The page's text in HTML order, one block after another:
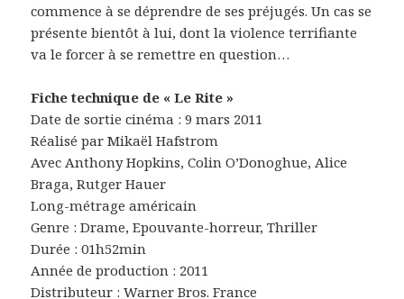
commence à se déprendre de ses préjugés. Un cas se
présente bientôt à lui, dont la violence terrifiante
va le forcer à se remettre en question…
Fiche technique de « Le Rite »
Date de sortie cinéma : 9 mars 2011
Réalisé par Mikaël Hafstrom
Avec Anthony Hopkins, Colin O’Donoghue, Alice
Braga, Rutger Hauer
Long-métrage américain
Genre : Drame, Epouvante-horreur, Thriller
Durée : 01h52min
Année de production : 2011
Distributeur : Warner Bros. France